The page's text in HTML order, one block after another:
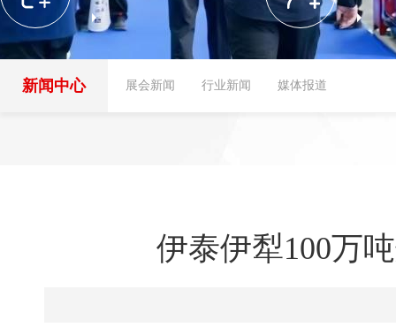
新闻中心 展会新闻 行业新闻 媒体报道
伊泰伊犁100万